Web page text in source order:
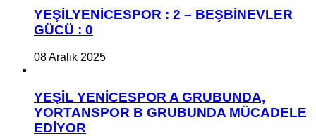
YEŞİLYENİCESPOR : 2 – BEŞBİNEVLER
GÜCÜ : 0
08 Aralık 2025
YEŞİL YENİCESPOR A GRUBUNDA,
YORTANSPOR B GRUBUNDA MÜCADELE
EDİYOR